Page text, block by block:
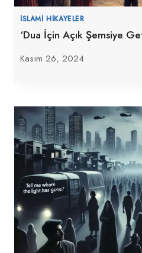
İSLAMI HIKAYELER
‘Dua İçin Açık Şemsiye
Kasım 26, 2024